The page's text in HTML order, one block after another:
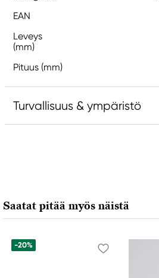
EAN
Leveys
(mm)
Pituus (mm)
Turvallisuus & ympäristö
20016 Pero (MI) Italy
fila@fila.it
Saatat pitää myös näistä
-20%